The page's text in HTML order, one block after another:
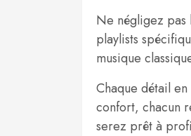
Ne négligez pas
playlists
musique
Chaque détail
confort, chacun
serez prêt à